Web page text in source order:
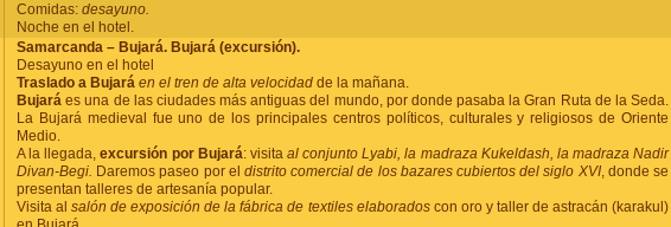
Comidas: desayuno.
Noche en el hotel.
Samarcanda – Bujará. Bujará (excursión).
Desayuno en el hotel
Traslado a Bujará en el tren de alta velocidad de la mañana.
Bujaráes una de las ciudades más antiguas del mundo, por donde pasaba la Gran Ruta de la Seda.
La Bujará medieval fue uno de los principales centros políticos, culturales y religiosos de Oriente
Medio.
A la llegada, excursión por Bujará: visita al conjunto Lyabi, la madraza Kukeldash, la madraza Nadir
Divan-Begi. Daremos paseo por el distrito comercial de los bazares cubiertos del siglo XVI, donde se
presentan talleres de artesanía popular.
Visita al salón de exposición de la fábrica de textiles elaborados con oro y taller de astracán (karakul)